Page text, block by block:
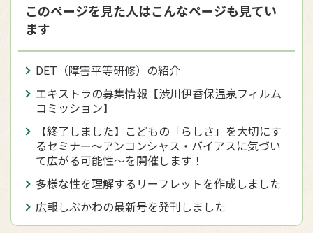
このページを見た人はこんなページも見てい
ます
DET（障害平等研修）の紹介
エキストラの募集情報【渋川伊香保温泉フィルム
コミッション】
【終了しました】こどもの「らしさ」を大切にす
るセミナー～アンコンシャス・バイアスに気づい
て広がる可能性～を開催します！
多様な性を理解するリーフレットを作成しました
広報しぶかわの最新号を発刊しました